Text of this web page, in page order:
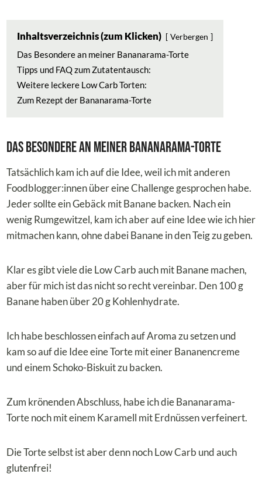
Inhaltsverzeichnis (zum Klicken) Verbergen
Das Besondere an meiner Bananarama-Torte
Tipps und FAQ zum Zutatentausch:
Weitere leckere Low Carb Torten:
Zum Rezept der Bananarama-Torte
Das Besondere an meiner Bananarama-Torte
Tatsächlich kam ich auf die Idee, weil ich mit anderen
Foodblogger:innen über eine Challenge gesprochen habe.
Jeder sollte ein Gebäck mit Banane backen. Nach ein
wenig Rumgewitzel, kam ich aber auf eine Idee wie ich hier
mitmachen kann, ohne dabei Banane in den Teig zu geben.
Klar es gibt viele die Low Carb auch mit Banane machen,
aber für mich ist das nicht so recht vereinbar. Den 100 g
Banane haben über 20 g Kohlenhydrate.
Ich habe beschlossen einfach auf Aroma zu setzen und
kam so auf die Idee eine Torte mit einer Bananencreme
und einem Schoko-Biskuit zu backen.
Zum krönenden Abschluss, habe ich die Bananarama-
Torte noch mit einem Karamell mit Erdnüssen verfeinert.
Die Torte selbst ist aber denn noch Low Carb und auch
glutenfrei!